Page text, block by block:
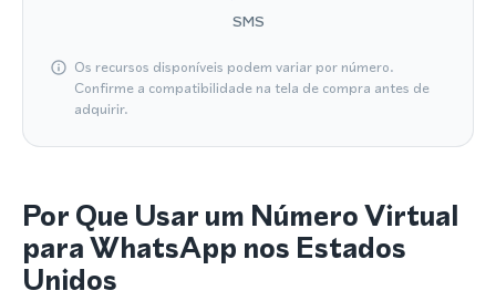
SMS
Os recursos disponíveis podem variar por número.
Confirme a compatibilidade na tela de compra antes de
adquirir.
Por Que Usar um Número Virtual
para WhatsApp nos Estados
Unidos